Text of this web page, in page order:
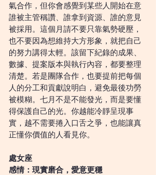
氣合作，但你會感覺到某些人開始在意
誰被主管稱讚、誰拿到資源、誰的意見
被採用。這個月請不要只靠氣勢硬壓，
也不要因為想維持大方形象，就把自己
的努力講得太輕。該留下紀錄的成果、
數據、提案版本與執行內容，都要整理
清楚。若是團隊合作，也要提前把每個
人的分工和貢獻說明白，避免最後功勞
被模糊。七月不是不能發光，而是要懂
得保護自己的光。你越能冷靜呈現事
實，越不需要捲入口舌之爭，也能讓真
正懂你價值的人看見你。
處女座
感情：現實磨合，愛意更穩